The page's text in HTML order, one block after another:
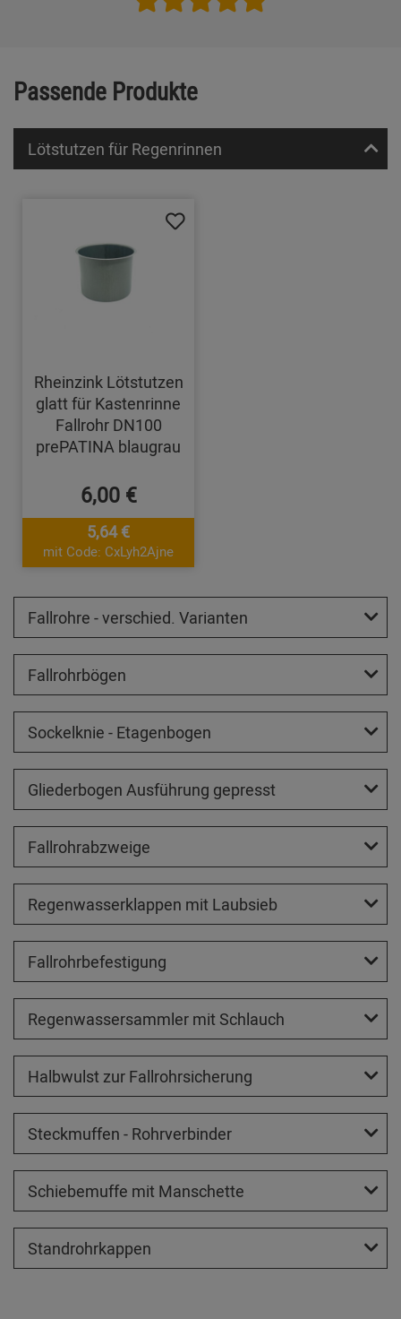
Passende Produkte
Lötstutzen für Regenrinnen
Rheinzink Lötstutzen
glatt für Kastenrinne
Fallrohr DN100
prePATINA blaugrau
6,00 €
5,64 €
mit Code: CxLyh2Ajne
Fallrohre - verschied. Varianten
Fallrohrbögen
Sockelknie - Etagenbogen
Gliederbogen Ausführung gepresst
Fallrohrabzweige
Regenwasserklappen mit Laubsieb
Fallrohrbefestigung
Regenwassersammler mit Schlauch
Halbwulst zur Fallrohrsicherung
Steckmuffen - Rohrverbinder
Schiebemuffe mit Manschette
Standrohrkappen